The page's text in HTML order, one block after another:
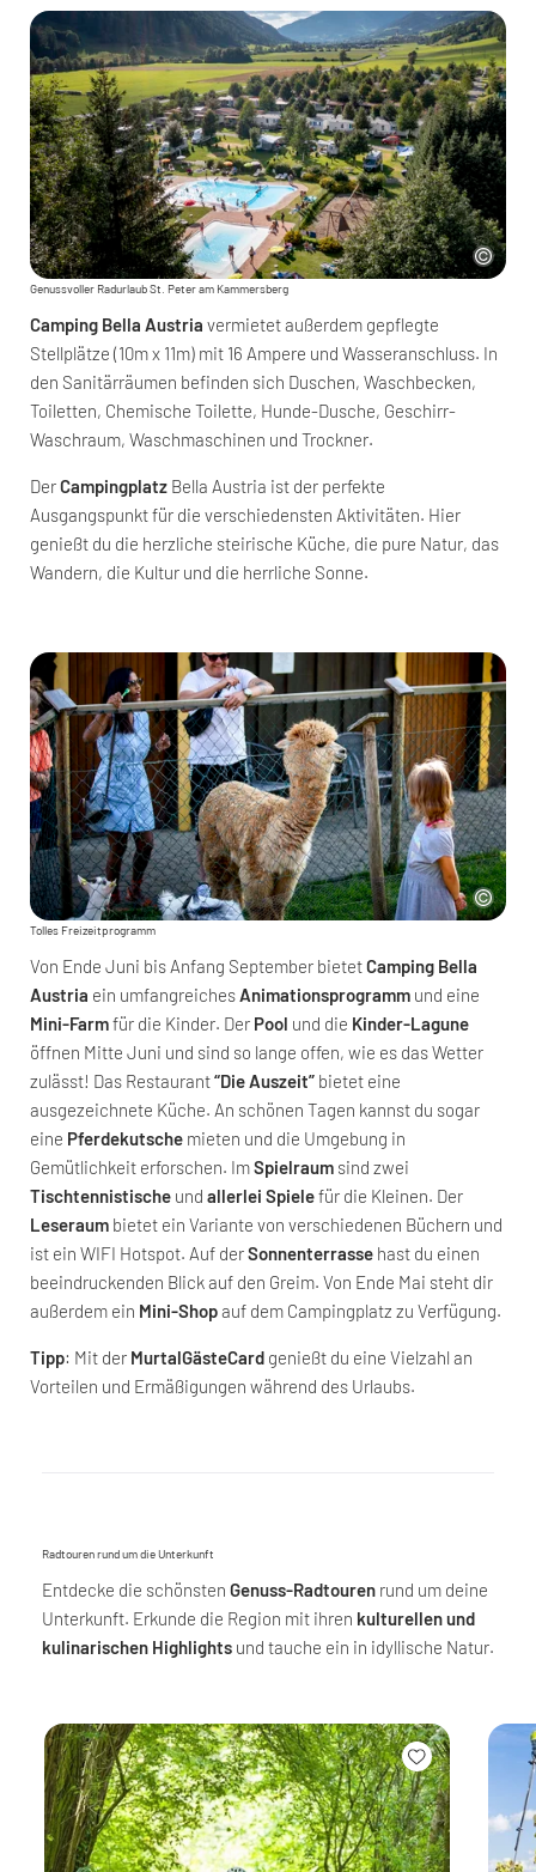
Genussvoller Radurlaub St. Peter am Kammersberg
Camping Bella Austria vermietet außerdem gepflegte
Stellplätze (10m x 11m) mit 16 Ampere und Wasseranschluss. In
den Sanitärräumen befinden sich Duschen, Waschbecken,
Toiletten, Chemische Toilette, Hunde-Dusche, Geschirr-
Waschraum, Waschmaschinen und Trockner.
DerCampingplatz Bella Austria ist der perfekte
Ausgangspunkt für die verschiedensten Aktivitäten. Hier
genießt du die herzliche steirische Küche, die pure Natur, das
Wandern, die Kultur und die herrliche Sonne.
Tolles Freizeitprogramm
Von Ende Juni bis Anfang September bietetCamping Bella
Austria ein umfangreichesAnimationsprogramm und eine
Mini-Farmfür die Kinder. Der Pool und die Kinder-Lagune
öffnen Mitte Juni und sind so lange offen, wie es das Wetter
zulässt! Das Restaurant“Die Auszeit” bietet eine
ausgezeichnete Küche. An schönen Tagen kannst du sogar
eine Pferdekutsche mieten und die Umgebung in
Gemütlichkeit erforschen. ImSpielraum sind zwei
Tischtennistische und allerlei Spielefür die Kleinen. Der
Leseraum bietet ein Variante von verschiedenen Büchern und
ist ein WIFI Hotspot. Auf derSonnenterrasse hast du einen
beeindruckenden Blick auf den Greim. Von Ende Mai steht dir
außerdem ein Mini-Shopauf dem Campingplatz zu Verfügung.
Tipp: Mit der MurtalGästeCard genießt du eine Vielzahl an
Vorteilen und Ermäßigungen während des Urlaubs.
Radtouren rund um die Unterkunft
Entdecke die schönsten Genuss-Radtouren rund um deine
Unterkunft. Erkunde die Region mit ihren kulturellen und
kulinarischen Highlights und tauche ein in idyllische Natur.